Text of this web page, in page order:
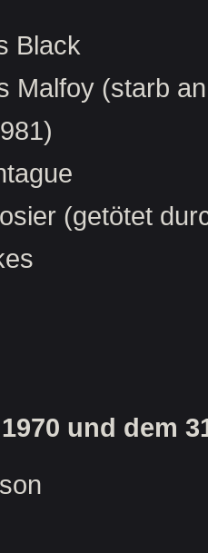
Black
Malfoy (starb
(getötet
und dem